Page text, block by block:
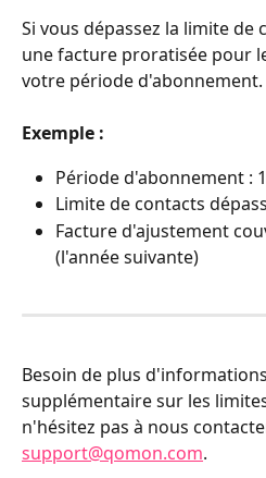
Si vous dépassez la limite de
une facture proratisée pour
votre période d'abonnement.
Exemple :
Période d'abonnement :
Limite de contacts
Facture d'ajustement
(l'année suivante)
Besoin de plus
supplémentaire sur les
n'hésitez pas à nous
support@qomon.com.